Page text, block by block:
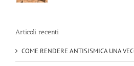
Articoli recenti
COME RENDERE ANTISISMICA UNA